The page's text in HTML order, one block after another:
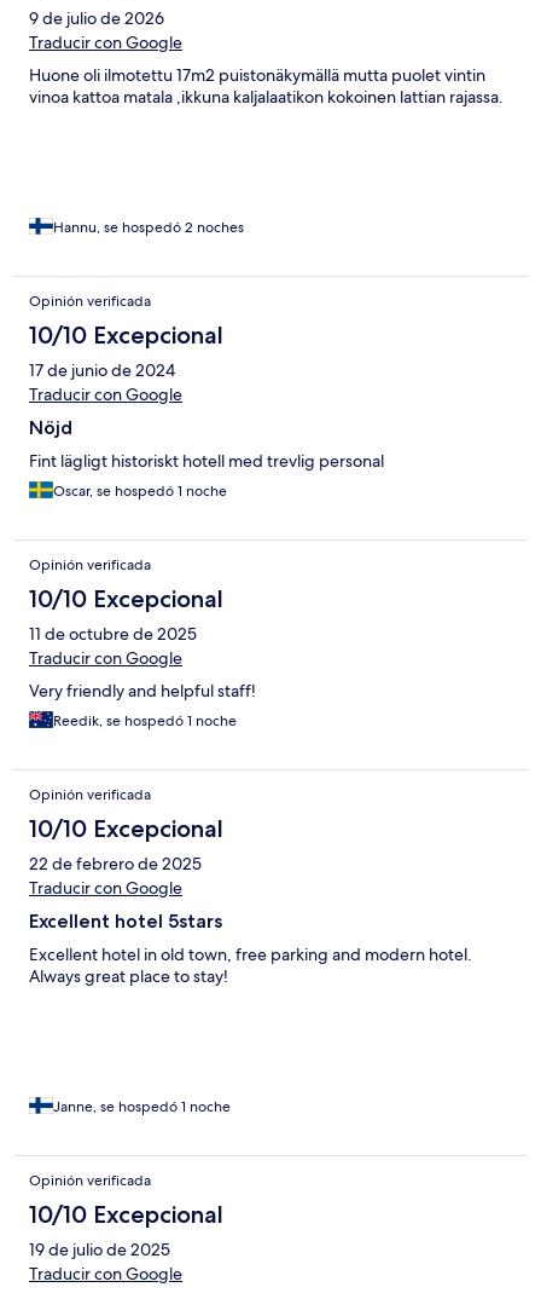
9 de julio de 2026
Traducir con Google
Huone oli ilmotettu 17m2 puistonäkymällä mutta puolet vintin
vinoa kattoa matala ,ikkuna kaljalaatikon kokoinen lattian rajassa.
Hannu, se hospedó 2 noches
Opinión verificada
10/10 Excepcional
17 de junio de 2024
Traducir con Google
Nöjd
Fint lägligt historiskt hotell med trevlig personal
Oscar, se hospedó 1 noche
Opinión verificada
10/10 Excepcional
11 de octubre de 2025
Traducir con Google
Very friendly and helpful staff!
Reedik, se hospedó 1 noche
Opinión verificada
10/10 Excepcional
22 de febrero de 2025
Traducir con Google
Excellent hotel 5stars
Excellent hotel in old town, free parking and modern hotel.
Always great place to stay!
Janne, se hospedó 1 noche
Opinión verificada
10/10 Excepcional
19 de julio de 2025
Traducir con Google